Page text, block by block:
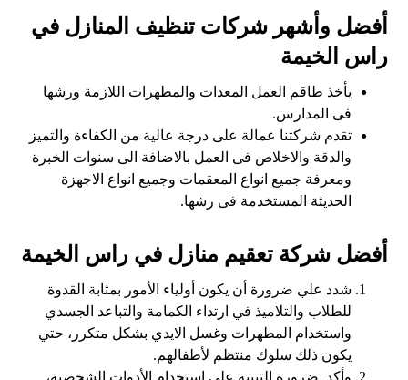
أفضل وأشهر شركات تنظيف المنازل في
راس الخيمة
يأخذ طاقم العمل المعدات والمطهرات اللازمة ورشها
فى المدارس.
تقدم شركتنا عمالة على درجة عالية من الكفاءة والتميز
والدقة والاخلاص فى العمل بالاضافة الى سنوات الخبرة
ومعرفة جميع انواع المعقمات وجميع انواع الاجهزة
الحديثة المستخدمة فى رشها.
أفضل شركة تعقيم منازل في راس الخيمة
شدد علي ضرورة أن يكون أولياء الأمور بمثابة القدوة
للطلاب والتلاميذ في ارتداء الكمامة والتباعد الجسدي
واستخدام المطهرات وغسل الايدي بشكل متكرر، حتي
يكون ذلك سلوك منتظم لأطفالهم.